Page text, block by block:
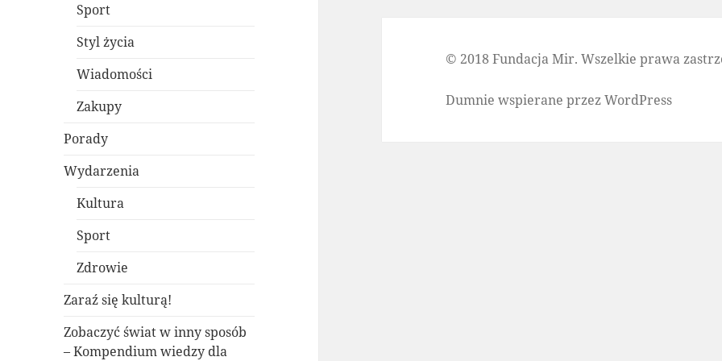
Sport
Styl życia
Wiadomości
Zakupy
Porady
Wydarzenia
Kultura
Sport
Zdrowie
Zaraź się kulturą!
Zobaczyć świat w inny sposób
– Kompendium wiedzy dla
© 2018 Fundacja Mir. Wszelkie prawa
Dumnie wspierane przez WordPress